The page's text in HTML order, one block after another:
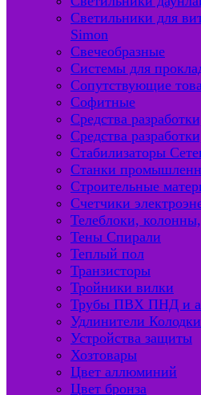
Светильники для
Simon
Свечеобразные
Системы для
Сопутствующие
Софитные
Средства
Средства
Стабилизаторы
Станки
Строительные
Счетчики
Телеблоки,
Тены Спирали
Теплый пол
Транзисторы
Тройники вилки
Трубы ПВХ ПНД и
Удлинители Колодки
Устройства защиты
Хозтовары
Цвет аллюминий
Цвет бронза